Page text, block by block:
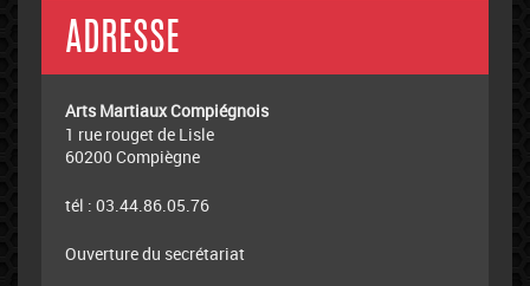
ADRESSE
Arts Martiaux Compiégnois
1 rue rouget de Lisle
60200 Compiègne
tél : 03.44.86.05.76
Ouverture du secrétariat